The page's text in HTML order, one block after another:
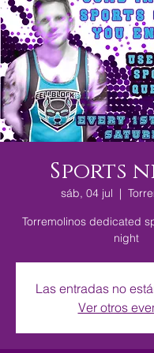
Sports
sáb, 04 jul
  |
Torremolinos dedicated
night
Las entradas no
Ver otros